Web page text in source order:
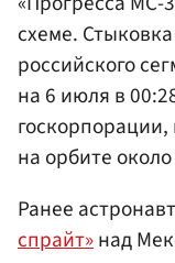
схеме.
российского
на 6 июля в
госкорпорации,
на орбите
Ранее
спрайт»над